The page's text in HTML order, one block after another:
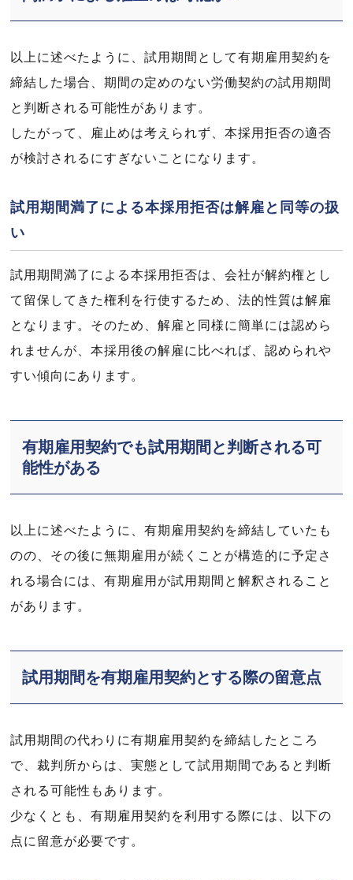
以上に述べたように、試用期間として有期雇用契約を
締結した場合、期間の定めのない労働契約の試用期間
と判断される可能性があります。
したがって、雇止めは考えられず、本採用拒否の適否
が検討されるにすぎないことになります。
試用期間満了による本採用拒否は解雇と同等の扱
い
試用期間満了による本採用拒否は、会社が解約権とし
て留保してきた権利を行使するため、法的性質は解雇
となります。そのため、解雇と同様に簡単には認めら
れませんが、本採用後の解雇に比べれば、認められや
すい傾向にあります。
有期雇用契約でも試用期間と判断される可
能性がある
以上に述べたように、有期雇用契約を締結していたも
のの、その後に無期雇用が続くことが構造的に予定さ
れる場合には、有期雇用が試用期間と解釈されること
があります。
試用期間を有期雇用契約とする際の留意点
試用期間の代わりに有期雇用契約を締結したところ
で、裁判所からは、実態として試用期間であると判断
される可能性もあります。
少なくとも、有期雇用契約を利用する際には、以下の
点に留意が必要です。